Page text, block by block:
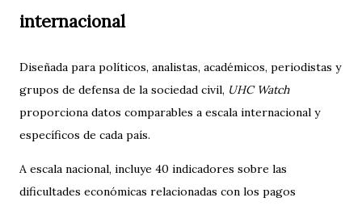
internacional
Diseñada para políticos, analistas, académicos, periodistas y
grupos de defensa de la sociedad civil, UHC Watch
proporciona datos comparables a escala internacional y
específicos de cada país.
A escala nacional, incluye 40 indicadores sobre las
dificultades económicas relacionadas con los pagos